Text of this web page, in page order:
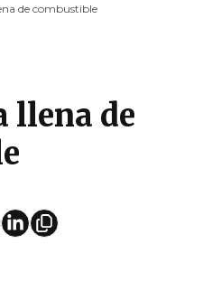
de combustible
llena de